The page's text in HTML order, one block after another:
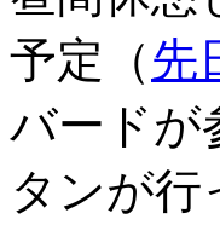
予定（先
バードが
タンが